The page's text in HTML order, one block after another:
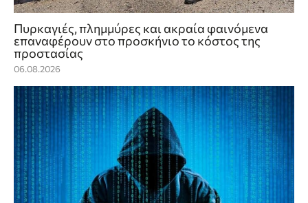
Πυρκαγιές, πλημμύρες και ακραία φαινόμενα
επαναφέρουν στο προσκήνιο το κόστος της
προστασίας
06.08.2026